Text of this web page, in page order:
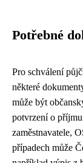
Potřebné
Pro schválení
některé
může být
potvrzení o
zaměstnavatele,
případech může